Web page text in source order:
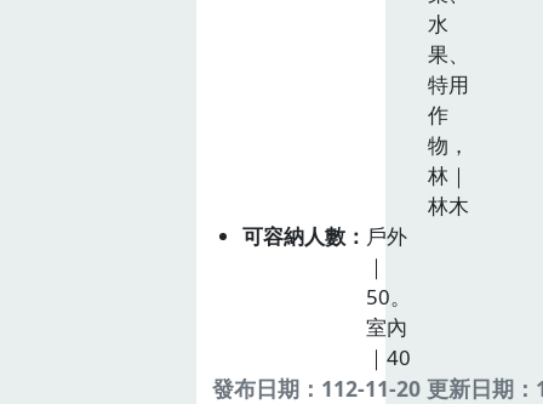
水
果、
特用
作
物，
林｜
林木
可容納人數
戶外
｜
50。
室內
｜40
發布日期：112-11-20 更新日期